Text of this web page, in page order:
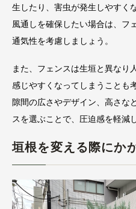
生したり、害虫が発生しやすく
風通しを確保したい場合は、フ
通気性を考慮しましょう。
また、フェンスは生垣と異なり
感じやすくなってしまうことも
隙間の広さやデザイン、高さな
スを選ぶことで、圧迫感を軽減
垣根を変える際にか